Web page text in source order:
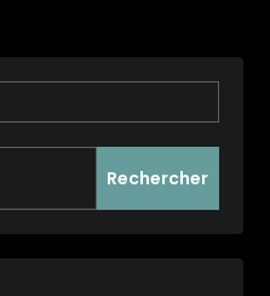
Rechercher